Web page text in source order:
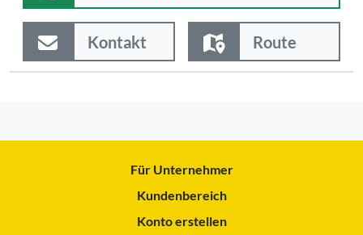
Kontakt Route
Für Unternehmer
Kundenbereich
Konto erstellen